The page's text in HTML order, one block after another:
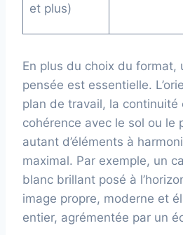
et plus)
En plus du choix du format,
pensée est essentielle.
plan de travail, la continuité
cohérence avec le sol ou le
autant d’éléments à
maximal. Par exemple, un
blanc brillant posé à
image propre, moderne et
entier, agrémentée par un